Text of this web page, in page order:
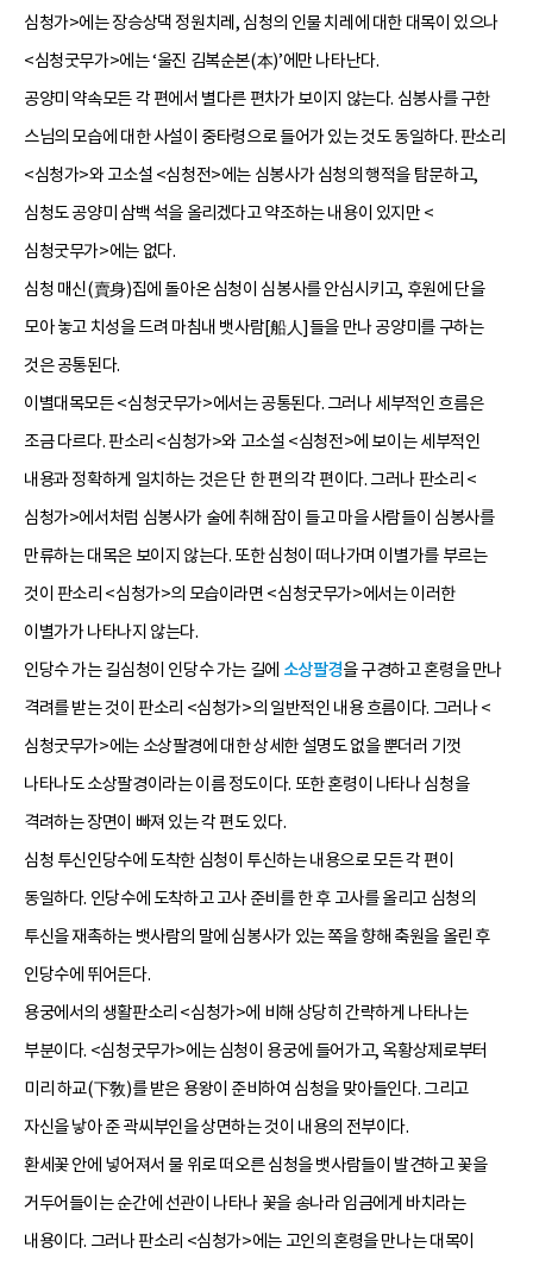
심청가>에는 장승상댁 정원치레, 심청의 인물 치레에 대한 대목이 있으나
<심청굿무가>에는 ‘울진 김복순본(本)’에만 나타난다.
공양미 약속모든 각 편에서 별다른 편차가 보이지 않는다. 심봉사를 구한
스님의 모습에 대한 사설이 중타령으로 들어가 있는 것도 동일하다. 판소리
<심청가>와 고소설 <심청전>에는 심봉사가 심청의 행적을 탐문하고,
심청도 공양미 삼백 석을 올리겠다고 약조하는 내용이 있지만 <
심청굿무가>에는 없다.
심청 매신(賣身)집에 돌아온 심청이 심봉사를 안심시키고, 후원에 단을
모아 놓고 치성을 드려 마침내 뱃사람[船人]들을 만나 공양미를 구하는
것은 공통된다.
이별대목모든 <심청굿무가>에서는 공통된다. 그러나 세부적인 흐름은
조금 다르다. 판소리 <심청가>와 고소설 <심청전>에 보이는 세부적인
내용과 정확하게 일치하는 것은 단 한 편의 각 편이다. 그러나 판소리 <
심청가>에서처럼 심봉사가 술에 취해 잠이 들고 마을 사람들이 심봉사를
만류하는 대목은 보이지 않는다. 또한 심청이 떠나가며 이별가를 부르는
것이 판소리 <심청가>의 모습이라면 <심청굿무가>에서는 이러한
이별가가 나타나지 않는다.
인당수 가는 길심청이 인당수 가는 길에 소상팔경을 구경하고 혼령을 만나
격려를 받는 것이 판소리 <심청가>의 일반적인 내용 흐름이다. 그러나 <
심청굿무가>에는 소상팔경에 대한 상세한 설명도 없을 뿐더러 기껏
나타나도 소상팔경이라는 이름 정도이다. 또한 혼령이 나타나 심청을
격려하는 장면이 빠져 있는 각 편도 있다.
심청 투신인당수에 도착한 심청이 투신하는 내용으로 모든 각 편이
동일하다. 인당수에 도착하고 고사 준비를 한 후 고사를 올리고 심청의
투신을 재촉하는 뱃사람의 말에 심봉사가 있는 쪽을 향해 축원을 올린 후
인당수에 뛰어든다.
용궁에서의 생활판소리 <심청가>에 비해 상당히 간략하게 나타나는
부분이다. <심청굿무가>에는 심청이 용궁에 들어가고, 옥황상제로부터
미리 하교(下敎)를 받은 용왕이 준비하여 심청을 맞아들인다. 그리고
자신을 낳아 준 곽씨부인을 상면하는 것이 내용의 전부이다.
환세꽃 안에 넣어져서 물 위로 떠오른 심청을 뱃사람들이 발견하고 꽃을
거두어들이는 순간에 선관이 나타나 꽃을 송나라 임금에게 바치라는
내용이다. 그러나 판소리 <심청가>에는 고인의 혼령을 만나는 대목이